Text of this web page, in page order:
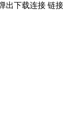
下载连接 链